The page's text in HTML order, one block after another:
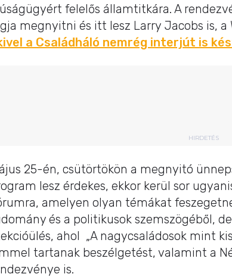
felelős államtitkára. A
megnyitni és itt lesz Larry Jacobs is, a
a Családháló nemrég interjút is
HIRDETÉS
25-én, csütörtökön a megnyitó
lesz érdekes, ekkor kerül sor
amelyen olyan témákat
és a politikusok szemszögéből,
ahol „A nagycsaládosok mint
tartanak beszélgetést, valamint a
is.